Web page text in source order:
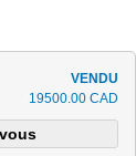
19500.00 CAD